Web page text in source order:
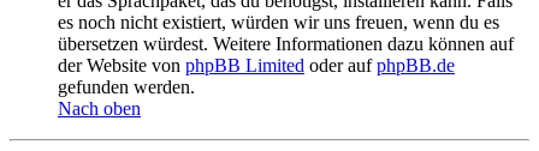
es noch nicht existiert, würden wir uns freuen, wenn du es
übersetzen würdest. Weitere Informationen dazu können auf
der Website von phpBB Limited oder aufphpBB.de
gefunden werden.
Nach oben